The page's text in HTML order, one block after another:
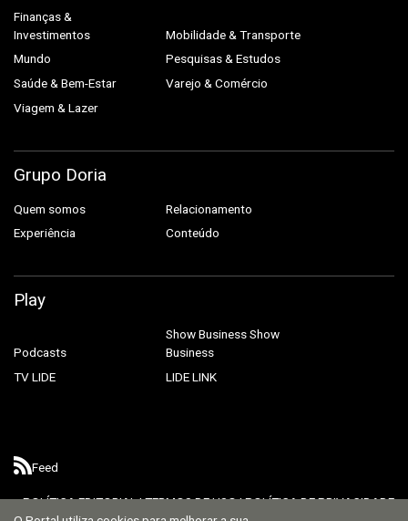
Finanças &
Investimentos
Mobilidade & Transporte
Mundo
Pesquisas & Estudos
Saúde & Bem-Estar
Varejo & Comércio
Viagem & Lazer
Grupo Doria
Quem somos
Relacionamento
Experiência
Conteúdo
Play
Podcasts
Show BusinessShow
Business
TV LIDE
LIDE LINK
Feed
POLÍTICA EDITORIAL|TERMOS DE USO|POLÍTICA DE PRIVACIDADE